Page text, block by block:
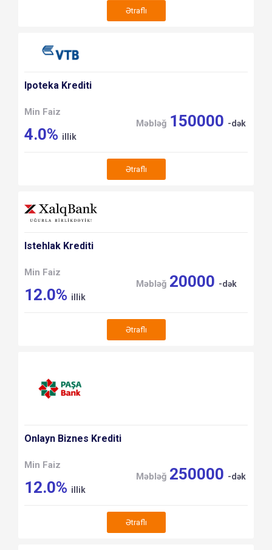
Ətraflı
Ipoteka Krediti
Min Faiz
4.0% illik
Məbləğ 150000 -dək
Ətraflı
Istehlak Krediti
Min Faiz
12.0% illik
Məbləğ 20000 -dək
Ətraflı
Onlayn Biznes Krediti
Min Faiz
12.0% illik
Məbləğ 250000 -dək
Ətraflı